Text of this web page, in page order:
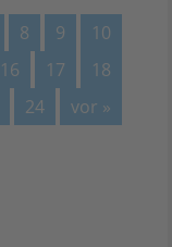
8 9
10
16 17
18
24 vor »